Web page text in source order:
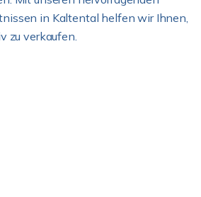
in Kaltental helfen wir Ihnen,
zu verkaufen.